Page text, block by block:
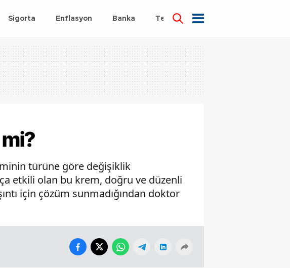
Sigorta Enflasyon Banka Teknoloji
türüne göre değişiklik
etkili olan bu krem, doğru ve düzenli
için çözüm sunmadığından doktor